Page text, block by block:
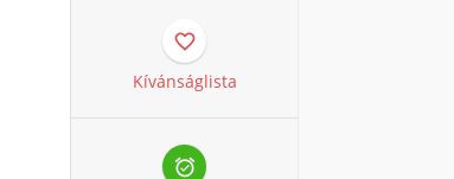

Kívánságlista
